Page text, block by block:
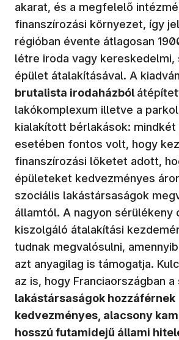
akarat, és a megfelelő
finanszírozási környezet, így
régióban évente átlagosan
létre iroda vagy kereskedelmi,
épület átalakításával. A
brutalista irodaházból
lakókomplexum illetve a
kialakított bérlakások: mindkét
esetében fontos volt, hogy
finanszírozási löketet adott,
épületeket kedvezményes
szociális lakástársaságok
államtól. A nagyon sérülékeny
kiszolgáló átalakítási
tudnak megvalósulni,
azt anyagilag is támogatja.
az is, hogy Franciaországban a
lakástársaságok hozzáférnek
kedvezményes, alacsony
hosszú futamidejű állami